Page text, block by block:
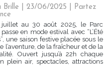
Brille | 23/06/2025
Partez
au 30 août 2025, le Parc
en mode estival avec “L’Été
une saison festive placée sous le
l’aventure, de la fraîcheur et de la
Ouvert jusqu’à 22h chaque
plein air, spectacles, attractions